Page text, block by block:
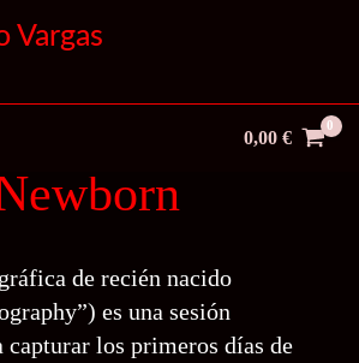
Vargas
0,00 €
de recién nacido
es una sesión
capturar los primeros días de